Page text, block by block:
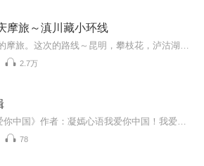
摩旅～滇川藏小环线
2.7万
78